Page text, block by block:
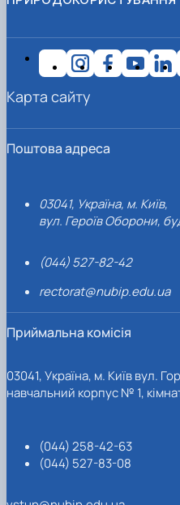
Поштова адреса
03041, Україна, м. Київ,
вул. Героїв Оборони,
(044) 527-82-42
rectorat@nubip.edu.ua
Приймальна комісія
03041, Україна, м. Київ вул.
навчальний корпус № 1,
(044) 258-42-63
(044) 527-83-08
Карта сайту